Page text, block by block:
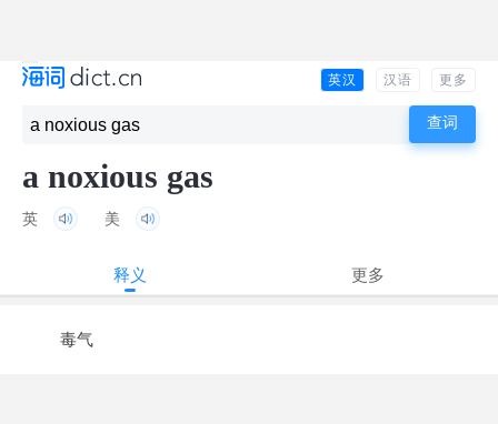
英汉 汉语 更多
a noxious gas
英 美
释义 更多
毒气